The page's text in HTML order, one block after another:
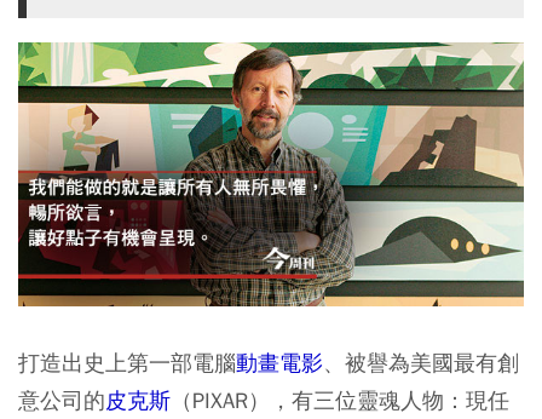
打造出史上第一部電腦動畫電影、被譽為美國最有創
意公司的皮克斯 （PIXAR），有三位靈魂人物：現任